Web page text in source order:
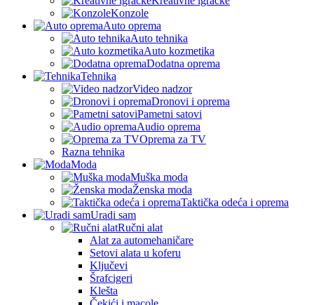
Konzole
Auto oprema
Auto tehnika
Auto kozmetika
Dodatna oprema
Tehnika
Video nadzor
Dronovi i oprema
Pametni satovi
Audio oprema
Oprema za TV
Razna tehnika
Moda
Muška moda
Ženska moda
Taktička odeća i oprema
Uradi sam
Ručni alat
Alat za automehaničare
Setovi alata u koferu
Ključevi
Šrafcigeri
Klešta